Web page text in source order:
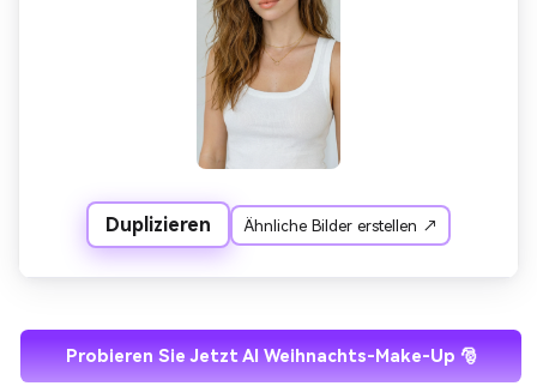
Duplizieren Ähnliche Bilder erstellen ↗
Probieren Sie Jetzt AI Weihnachts-Make-Up 🎅